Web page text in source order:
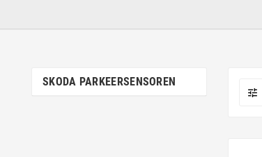
SKODA PARKEERSENSOREN
